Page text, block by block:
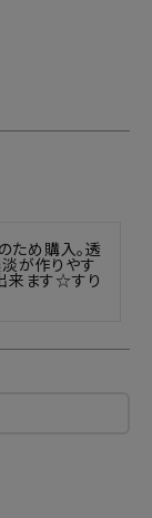
ため購入。透
が作りやす
来ます☆すり